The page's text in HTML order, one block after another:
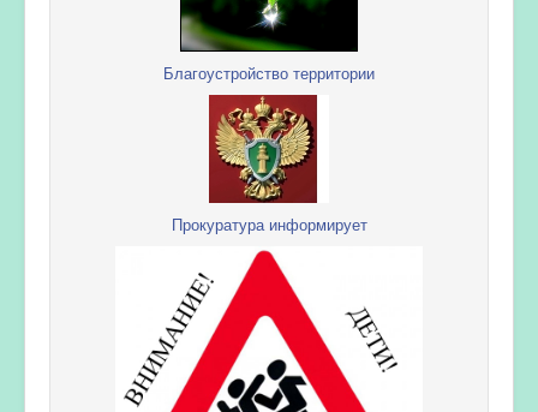
Благоустройство территории
Прокуратура информирует